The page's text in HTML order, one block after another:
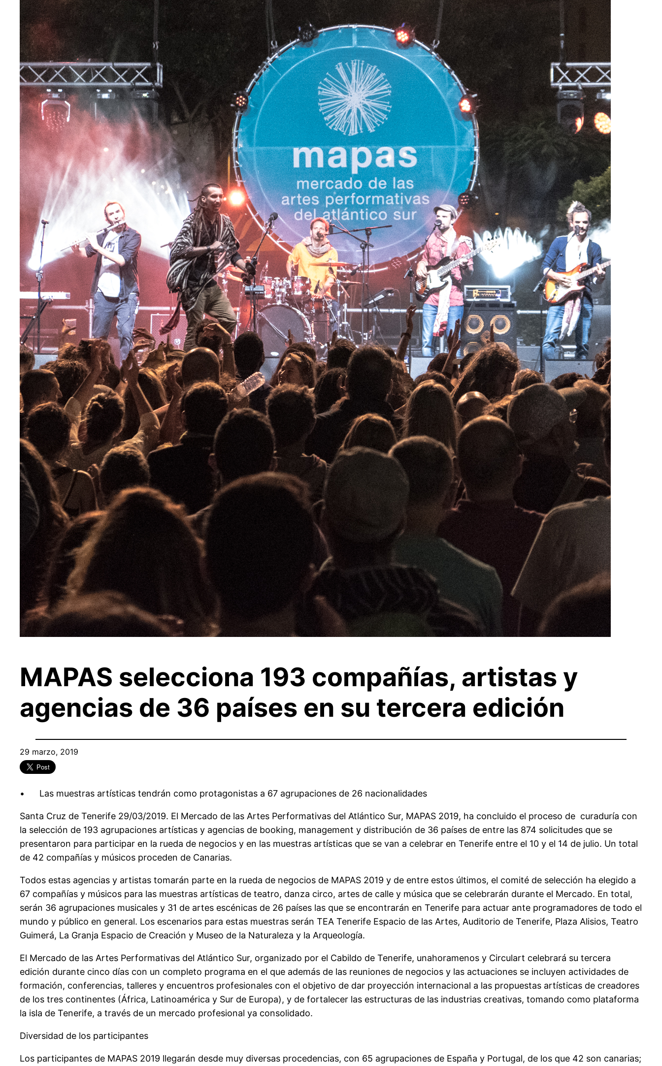
MAPAS selecciona 193 compañías, artistas y
agencias de 36 países en su tercera edición
29 marzo, 2019
• Las muestras artísticas tendrán como protagonistas a 67 agrupaciones de 26 nacionalidades
Santa Cruz de Tenerife 29/03/2019. El Mercado de las Artes Performativas del Atlántico Sur, MAPAS 2019, ha concluido el proceso de curaduría con
la selección de 193 agrupaciones artísticas y agencias de booking, management y distribución de 36 países de entre las 874 solicitudes que se
presentaron para participar en la rueda de negocios y en las muestras artísticas que se van a celebrar en Tenerife entre el 10 y el 14 de julio. Un total
de 42 compañías y músicos proceden de Canarias.
Todos estas agencias y artistas tomarán parte en la rueda de negocios de MAPAS 2019 y de entre estos últimos, el comité de selección ha elegido a
67 compañías y músicos para las muestras artísticas de teatro, danza circo, artes de calle y música que se celebrarán durante el Mercado. En total,
serán 36 agrupaciones musicales y 31 de artes escénicas de 26 países las que se encontrarán en Tenerife para actuar ante programadores de todo el
mundo y público en general. Los escenarios para estas muestras serán TEA Tenerife Espacio de las Artes, Auditorio de Tenerife, Plaza Alisios, Teatro
Guimerá, La Granja Espacio de Creación y Museo de la Naturaleza y la Arqueología.
El Mercado de las Artes Performativas del Atlántico Sur, organizado por el Cabildo de Tenerife, unahoramenos y Circulart celebrará su tercera
edición durante cinco días con un completo programa en el que además de las reuniones de negocios y las actuaciones se incluyen actividades de
formación, conferencias, talleres y encuentros profesionales con el objetivo de dar proyección internacional a las propuestas artísticas de creadores
de los tres continentes (África, Latinoamérica y Sur de Europa), y de fortalecer las estructuras de las industrias creativas, tomando como plataforma
la isla de Tenerife, a través de un mercado profesional ya consolidado.
Diversidad de los participantes
Los participantes de MAPAS 2019 llegarán desde muy diversas procedencias, con 65 agrupaciones de España y Portugal, de los que 42 son canarias;